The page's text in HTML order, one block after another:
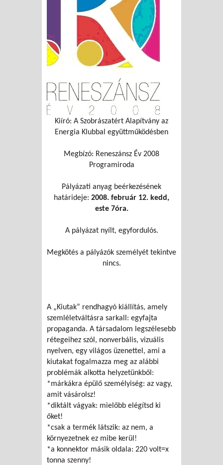
Kiíró: A Szobrászatért Alapítvány az
Energia Klubbal együttműködésben
Megbízó: Reneszánsz Év 2008
Programiroda
Pályázati anyag beérkezésének
határideje: 2008. február 12. kedd,
este 7óra.
A pályázat nyílt, egyfordulós.
Megkötés a pályázók személyét tekintve
nincs.
A „Kiutak” rendhagyó kiállítás, amely
szemléletváltásra sarkall: egyfajta
propaganda. A társadalom legszélesebb
rétegeihez szól, nonverbális, vizuális
nyelven, egy világos üzenettel, ami a
kiutakat fogalmazza meg az alábbi
problémák alkotta helyzetünkből:
*márkákra épülő személyiség: az vagy,
amit vásárolsz!
*diktált vágyak: mielőbb elégítsd ki
őket!
*csak a termék látszik: az nem, a
környezetnek ez mibe kerül!
*a konnektor másik oldala: 220 volt=x
tonna szenny!